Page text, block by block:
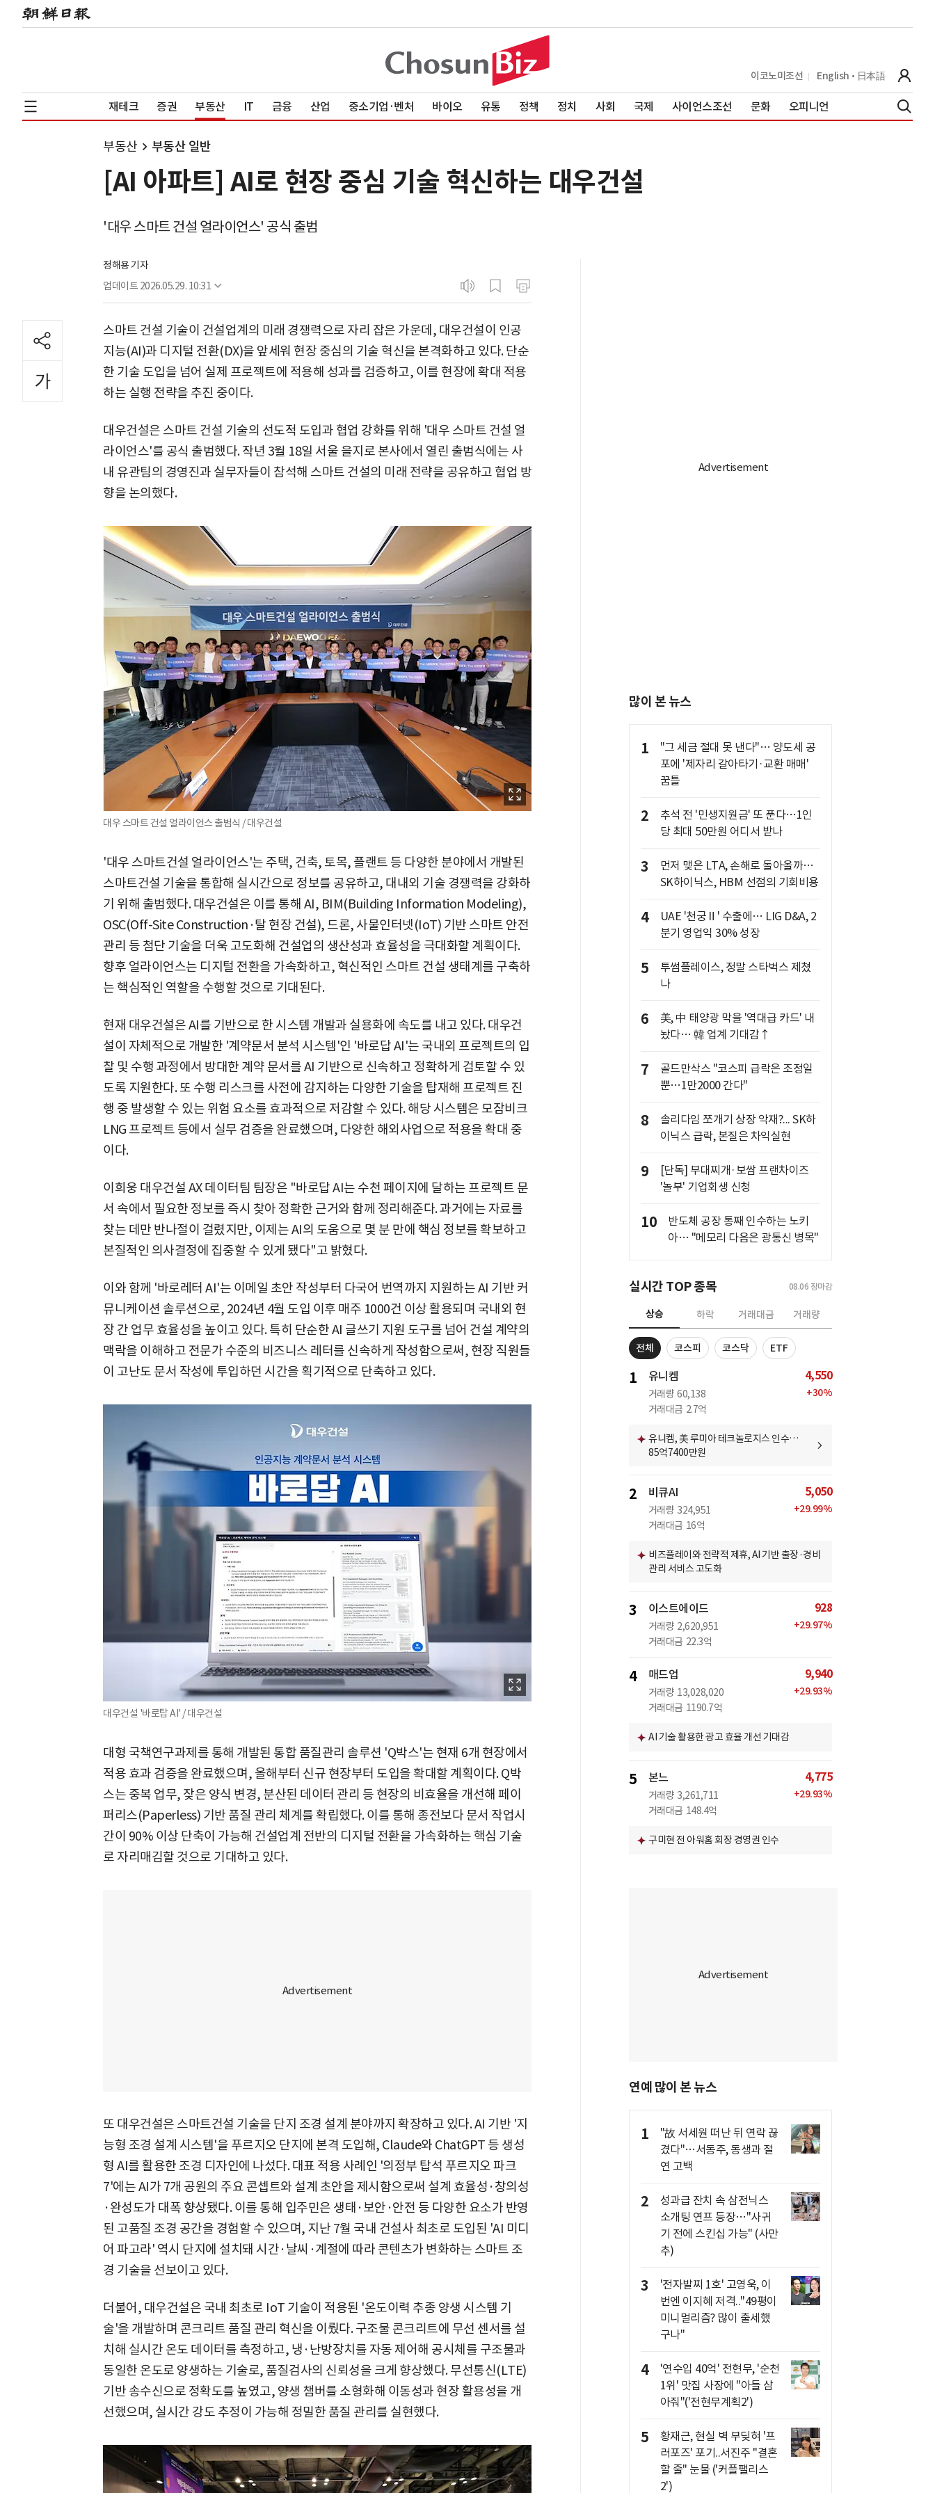
이코노미조선 English 日本語
재테크 증권 부동산 IT 금융 산업 중소기업·벤처 바이오 유통 정책 정치 사회 국제 사이언스조선 문화 오피니언
부동산 부동산 일반
[AI 아파트] AI로 현장 중심 기술 혁신하는 대우건설
'대우 스마트 건설 얼라이언스' 공식 출범
정해용 기자
업데이트 2026.05.29. 10:31
스마트 건설 기술이 건설업계의 미래 경쟁력으로 자리 잡은 가운데, 대우건설이 인공
지능(AI)과 디지털 전환(DX)을 앞세워 현장 중심의 기술 혁신을 본격화하고 있다. 단순
한 기술 도입을 넘어 실제 프로젝트에 적용해 성과를 검증하고, 이를 현장에 확대 적용
하는 실행 전략을 추진 중이다.
대우건설은 스마트 건설 기술의 선도적 도입과 협업 강화를 위해 '대우 스마트 건설 얼
라이언스'를 공식 출범했다. 작년 3월 18일 서울 을지로 본사에서 열린 출범식에는 사
내 유관팀의 경영진과 실무자들이 참석해 스마트 건설의 미래 전략을 공유하고 협업 방
향을 논의했다.
대우 스마트 건설 얼라이언스 출범식 / 대우건설
'대우 스마트건설 얼라이언스'는 주택, 건축, 토목, 플랜트 등 다양한 분야에서 개발된
스마트건설 기술을 통합해 실시간으로 정보를 공유하고, 대내외 기술 경쟁력을 강화하
기 위해 출범했다. 대우건설은 이를 통해 AI, BIM(Building Information Modeling),
OSC(Off-Site Construction·탈 현장 건설), 드론, 사물인터넷(IoT) 기반 스마트 안전
관리 등 첨단 기술을 더욱 고도화해 건설업의 생산성과 효율성을 극대화할 계획이다.
향후 얼라이언스는 디지털 전환을 가속화하고, 혁신적인 스마트 건설 생태계를 구축하
는 핵심적인 역할을 수행할 것으로 기대된다.
현재 대우건설은 AI를 기반으로 한 시스템 개발과 실용화에 속도를 내고 있다. 대우건
설이 자체적으로 개발한 '계약문서 분석 시스템'인 '바로답 AI'는 국내외 프로젝트의 입
찰 및 수행 과정에서 방대한 계약 문서를 AI 기반으로 신속하고 정확하게 검토할 수 있
도록 지원한다. 또 수행 리스크를 사전에 감지하는 다양한 기술을 탑재해 프로젝트 진
행 중 발생할 수 있는 위험 요소를 효과적으로 저감할 수 있다. 해당 시스템은 모잠비크
LNG 프로젝트 등에서 실무 검증을 완료했으며, 다양한 해외사업으로 적용을 확대 중
이다.
이희웅 대우건설 AX 데이터팀 팀장은 "바로답 AI는 수천 페이지에 달하는 프로젝트 문
서 속에서 필요한 정보를 즉시 찾아 정확한 근거와 함께 정리해준다. 과거에는 자료를
찾는 데만 반나절이 걸렸지만, 이제는 AI의 도움으로 몇 분 만에 핵심 정보를 확보하고
본질적인 의사결정에 집중할 수 있게 됐다"고 밝혔다.
이와 함께 '바로레터 AI'는 이메일 초안 작성부터 다국어 번역까지 지원하는 AI 기반 커
뮤니케이션 솔루션으로, 2024년 4월 도입 이후 매주 1000건 이상 활용되며 국내외 현
장 간 업무 효율성을 높이고 있다. 특히 단순한 AI 글쓰기 지원 도구를 넘어 건설 계약의
맥락을 이해하고 전문가 수준의 비즈니스 레터를 신속하게 작성함으로써, 현장 직원들
이 고난도 문서 작성에 투입하던 시간을 획기적으로 단축하고 있다.
대우건설 '바로탑 AI' / 대우건설
대형 국책연구과제를 통해 개발된 통합 품질관리 솔루션 'Q박스'는 현재 6개 현장에서
적용 효과 검증을 완료했으며, 올해부터 신규 현장부터 도입을 확대할 계획이다. Q박
스는 중복 업무, 잦은 양식 변경, 분산된 데이터 관리 등 현장의 비효율을 개선해 페이
퍼리스(Paperless) 기반 품질 관리 체계를 확립했다. 이를 통해 종전보다 문서 작업시
간이 90% 이상 단축이 가능해 건설업계 전반의 디지털 전환을 가속화하는 핵심 기술
로 자리매김할 것으로 기대하고 있다.
또 대우건설은 스마트건설 기술을 단지 조경 설계 분야까지 확장하고 있다. AI 기반 '지
능형 조경 설계 시스템'을 푸르지오 단지에 본격 도입해, Claude와 ChatGPT 등 생성
형 AI를 활용한 조경 디자인에 나섰다. 대표 적용 사례인 '의정부 탑석 푸르지오 파크
7'에는 AI가 7개 공원의 주요 콘셉트와 설계 초안을 제시함으로써 설계 효율성·창의성
·완성도가 대폭 향상됐다. 이를 통해 입주민은 생태·보안·안전 등 다양한 요소가 반영
된 고품질 조경 공간을 경험할 수 있으며, 지난 7월 국내 건설사 최초로 도입된 'AI 미디
어 파고라' 역시 단지에 설치돼 시간·날씨·계절에 따라 콘텐츠가 변화하는 스마트 조
경 기술을 선보이고 있다.
더불어, 대우건설은 국내 최초로 IoT 기술이 적용된 '온도이력 추종 양생 시스템 기
술'을 개발하며 콘크리트 품질 관리 혁신을 이뤘다. 구조물 콘크리트에 무선 센서를 설
치해 실시간 온도 데이터를 측정하고, 냉·난방장치를 자동 제어해 공시체를 구조물과
동일한 온도로 양생하는 기술로, 품질검사의 신뢰성을 크게 향상했다. 무선통신(LTE)
기반 송수신으로 정확도를 높였고, 양생 챔버를 소형화해 이동성과 현장 활용성을 개
선했으며, 실시간 강도 추정이 가능해 정밀한 품질 관리를 실현했다.
많이 본 뉴스
1
"그 세금 절대 못 낸다"… 양도세 공
포에 '제자리 갈아타기·교환 매매'
꿈틀
2
추석 전 '민생지원금' 또 푼다…1인
당 최대 50만원 어디서 받나
3
먼저 맺은 LTA, 손해로 돌아올까…
SK하이닉스, HBM 선점의 기회비용
4
UAE '천궁Ⅱ' 수출에… LIG D&A, 2
분기 영업익 30% 성장
5
투썸플레이스, 정말 스타벅스 제쳤
나
6
美, 中 태양광 막을 '역대급 카드' 내
놨다… 韓 업계 기대감↑
7
골드만삭스 "코스피 급락은 조정일
뿐…1만2000 간다"
8
솔리다임 쪼개기 상장 악재?... SK하
이닉스 급락, 본질은 차익실현
9
[단독] 부대찌개·보쌈 프랜차이즈
'놀부' 기업회생 신청
10
반도체 공장 통째 인수하는 노키
아… "메모리 다음은 광통신 병목"
실시간 TOP 종목 08.06 장마감
상승 하락 거래대금 거래량
전체 코스피 코스닥 ETF
1 유니켐
거래량 60,138
거래대금 2.7억
4,550
+30%
유니켐, 美 루미아 테크놀로지스 인수…
85억7400만원
2 비큐AI
거래량 324,951
거래대금 16억
5,050
+29.99%
비즈플레이와 전략적 제휴, AI 기반 출장·경비
관리 서비스 고도화
3 이스트에이드
거래량 2,620,951
거래대금 22.3억
928
+29.97%
4 매드업
거래량 13,028,020
거래대금 1190.7억
9,940
+29.93%
AI 기술 활용한 광고 효율 개선 기대감
5 본느
거래량 3,261,711
거래대금 148.4억
4,775
+29.93%
구미현 전 아워홈 회장 경영권 인수
연예 많이 본 뉴스
1
"故 서세원 떠난 뒤 연락 끊
겼다"…서동주, 동생과 절
연 고백
2
성과급 잔치 속 삼전닉스
소개팅 연프 등장…"사귀
기 전에 스킨십 가능" (사만
추)
3
'전자발찌 1호' 고영욱, 이
번엔 이지혜 저격.."49평이
미니멀리즘? 많이 출세했
구나"
4
'연수입 40억' 전현무, '순천
1위' 맛집 사장에 "아들 삼
아줘"('전현무계획2')
5
황재근, 현실 벽 부딪혀 '프
러포즈' 포기..서진주 "결혼
할 줄" 눈물 ('커플팰리스
2')